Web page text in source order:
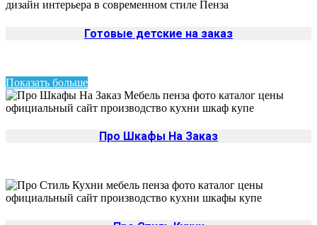
Готовые детские на заказ
Показать больше
Про Шкафы На Заказ